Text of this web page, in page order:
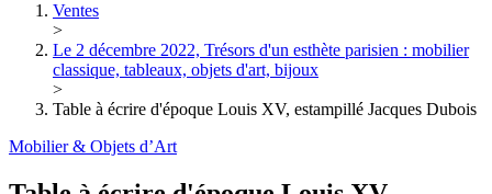
Ventes
>
Le 2 décembre 2022, Trésors d'un esthète parisien : mobilier
classique, tableaux, objets d'art, bijoux
>
Table à écrire d'époque Louis XV, estampillé Jacques Dubois
Mobilier & Objets d’Art